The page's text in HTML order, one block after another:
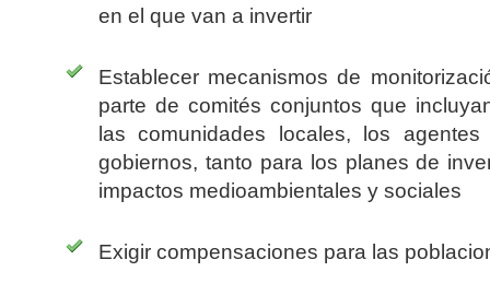
en el que van a invertir
Establecer mecanismos de
parte de comités conjuntos que
las comunidades locales, los
gobiernos, tanto para los planes de
impactos medioambientales y sociales
Exigir compensaciones para las